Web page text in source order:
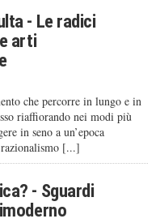
- Le radici
arti
che percorre in lungo e in
riaffiorando nei modi più
in seno a un’epoca
[...]
- Sguardi